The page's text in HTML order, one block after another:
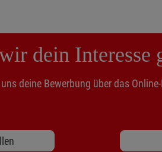
dein Interesse
uns deine Bewerbung über das